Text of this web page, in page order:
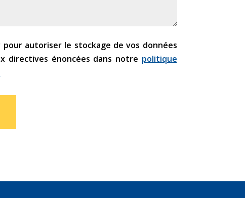
pour autoriser le stockage de vos données
directives énoncées dans notre politique